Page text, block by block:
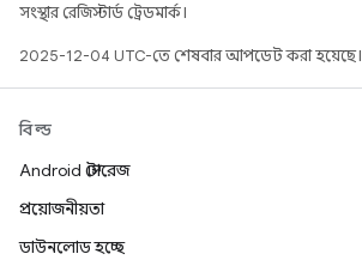
সংস্থার রেজিস্টার্ড ট্রেডমার্ক।
2025-12-04 UTC-তে শেষবার আপডেট করা হয়েছে।
বিল্ড
Android স্টোরেজ
প্রয়োজনীয়তা
ডাউনলোড হচ্ছে